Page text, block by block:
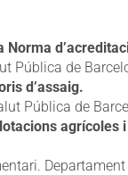
Pública de
d’assaig.
Pública de
agrícoles
Departament